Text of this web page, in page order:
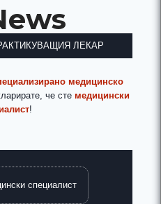
дистрес и има няколко
да ограничава
да провежда адекватно
Ограничаването на
които намаляват
За борба с
с овлажнен
повечето деца. Необходимо
че при фебрилитет,
кислородните нужди се
ЛЕКАР
медицинско
че сте медицински
!
специалист